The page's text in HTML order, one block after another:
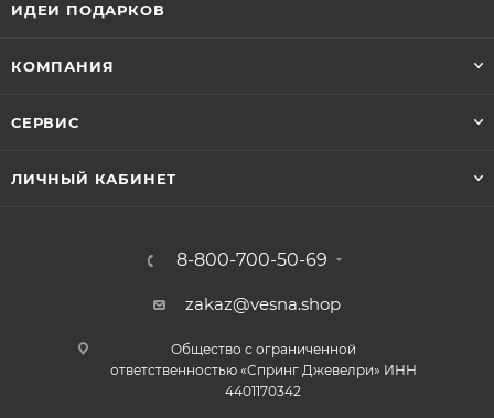
ИДЕИ ПОДАРКОВ
КОМПАНИЯ
СЕРВИС
ЛИЧНЫЙ КАБИНЕТ
8-800-700-50-69
zakaz@vesna.shop
Общество с ограниченной
ответственностью «Спринг Джевелри» ИНН
4401170342